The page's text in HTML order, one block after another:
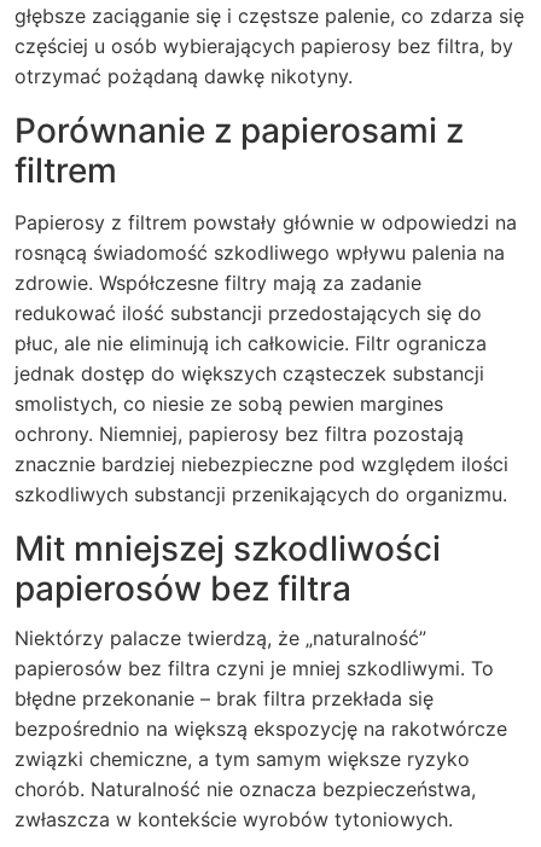
głębsze zaciąganie się i częstsze palenie, co zdarza się
częściej u osób wybierających papierosy bez filtra, by
otrzymać pożądaną dawkę nikotyny.
Porównanie z papierosami z
filtrem
Papierosy z filtrem powstały głównie w odpowiedzi na
rosnącą świadomość szkodliwego wpływu palenia na
zdrowie. Współczesne filtry mają za zadanie
redukować ilość substancji przedostających się do
płuc, ale nie eliminują ich całkowicie. Filtr ogranicza
jednak dostęp do większych cząsteczek substancji
smolistych, co niesie ze sobą pewien margines
ochrony. Niemniej, papierosy bez filtra pozostają
znacznie bardziej niebezpieczne pod względem ilości
szkodliwych substancji przenikających do organizmu.
Mit mniejszej szkodliwości
papierosów bez filtra
Niektórzy palacze twierdzą, że „naturalność”
papierosów bez filtra czyni je mniej szkodliwymi. To
błędne przekonanie – brak filtra przekłada się
bezpośrednio na większą ekspozycję na rakotwórcze
związki chemiczne, a tym samym większe ryzyko
chorób. Naturalność nie oznacza bezpieczeństwa,
zwłaszcza w kontekście wyrobów tytoniowych.